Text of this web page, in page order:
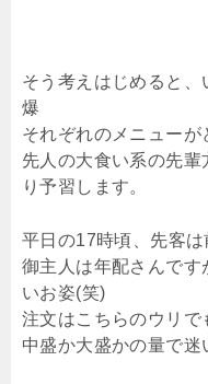
そう考えはじめると
爆
それぞれのメニューが
先人の大食い系の先輩
り予習します。
平日の17時頃、先客は
御主人は年配さんで
いお姿(笑)
注文はこちらのウリで
中盛か大盛かの量で迷